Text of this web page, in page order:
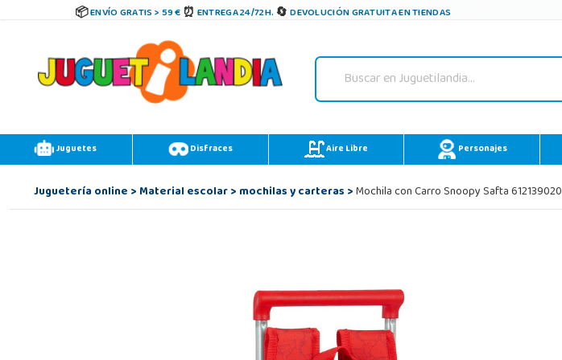
ENVÍO GRATIS > 59 € ENTREGA 24/72H. DEVOLUCIÓN GRATUITA EN TIENDAS
Juguetes Disfraces Aire Libre Personajes
Juguetería online>Material escolar>mochilas y carteras>Mochila con Carro Snoopy Safta 612139020